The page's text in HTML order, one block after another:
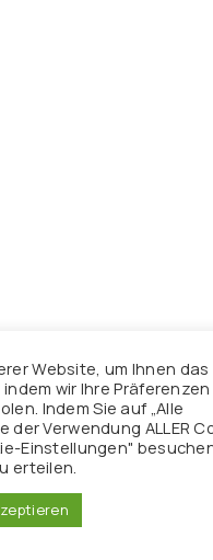
Website, um Ihnen das
wir Ihre Präferenzen
Indem Sie auf „Alle
der Verwendung ALLER
Einstellungen"
erteilen.